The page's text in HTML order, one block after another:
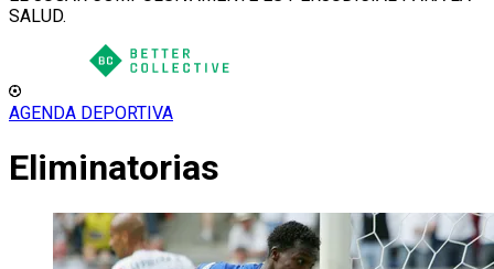
SALUD.
AGENDA DEPORTIVA
Eliminatorias